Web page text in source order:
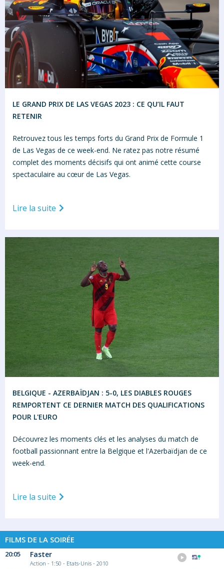
LE GRAND PRIX DE LAS VEGAS 2023 : CE QU’IL FAUT
RETENIR
Retrouvez tous les temps forts du Grand Prix de Formule 1
de Las Vegas de ce week-end. Ne ratez pas notre résumé
complet des moments décisifs qui ont animé cette course
spectaculaire au cœur de Las Vegas.
Lire la suite
BELGIQUE - AZERBAÏDJAN : 5-0, LES DIABLES ROUGES
REMPORTENT CE DERNIER MATCH DES QUALIFICATIONS
POUR L'EURO
Découvrez les moments clés et les analyses du match de
football passionnant entre la Belgique et l'Azerbaïdjan de ce
week-end.
Lire la suite
FILMS DE LA SOIRÉE
20:05 Faster
Action - 1:50 - Etats-Unis - 2010